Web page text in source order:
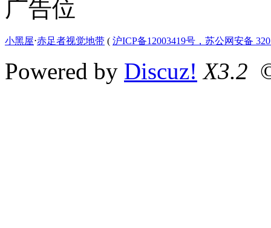
广告位
小黑屋⋅赤足者视觉地带 ( 沪ICP备12003419号，苏公网安备
Powered by Discuz! X3.2